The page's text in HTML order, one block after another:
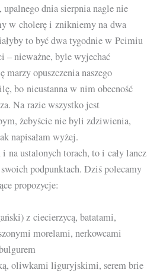
upalnego dnia sierpnia nagle nie
w cholerę i znikniemy na dwa
to być dwa tygodnie w Pcimiu
– nieważne, byle wyjechać
opuszczenia naszego
bo nieustanna w nim obecność
Na razie wszystko jest
żebyście nie byli zdziwienia,
napisałam wyżej.
na ustalonych torach, to i cały lancz
podpunktach. Dziś polecamy
propozycje:
z ciecierzycą, batatami,
morelami, nerkowcami
oliwkami liguryjskimi, serem brie